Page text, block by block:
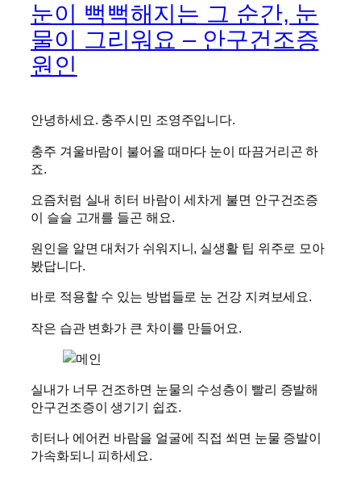
눈이 뻑뻑해지는 그 순간, 눈
물이 그리워요 – 안구건조증
원인
안녕하세요. 충주시민 조영주입니다.
충주 겨울바람이 불어올 때마다 눈이 따끔거리곤 하
죠.
요즘처럼 실내 히터 바람이 세차게 불면 안구건조증
이 슬슬 고개를 들곤 해요.
원인을 알면 대처가 쉬워지니, 실생활 팁 위주로 모아
봤답니다.
바로 적용할 수 있는 방법들로 눈 건강 지켜보세요.
작은 습관 변화가 큰 차이를 만들어요.
실내가 너무 건조하면 눈물의 수성층이 빨리 증발해
안구건조증이 생기기 쉽죠.
히터나 에어컨 바람을 얼굴에 직접 쐬면 눈물 증발이
가속화되니 피하세요.